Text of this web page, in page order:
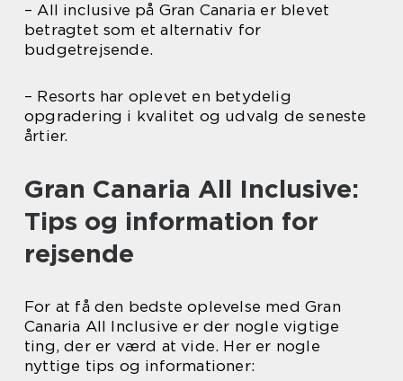
– All inclusive på Gran Canaria er blevet
betragtet som et alternativ for
budgetrejsende.
– Resorts har oplevet en betydelig
opgradering i kvalitet og udvalg de seneste
årtier.
Gran Canaria All Inclusive:
Tips og information for
rejsende
For at få den bedste oplevelse med Gran
Canaria All Inclusive er der nogle vigtige
ting, der er værd at vide. Her er nogle
nyttige tips og informationer: